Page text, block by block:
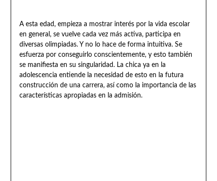
A esta edad, empieza a mostrar interés por la vida escolar
en general, se vuelve cada vez más activa, participa en
diversas olimpiadas. Y no lo hace de forma intuitiva. Se
esfuerza por conseguirlo conscientemente, y esto también
se manifiesta en su singularidad. La chica ya en la
adolescencia entiende la necesidad de esto en la futura
construcción de una carrera, así como la importancia de las
características apropiadas en la admisión.